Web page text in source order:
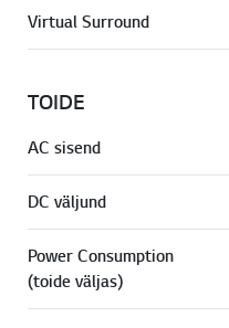
Virtual Surround
TOIDE
AC sisend
DC väljund
Power Consumption
(toide väljas)